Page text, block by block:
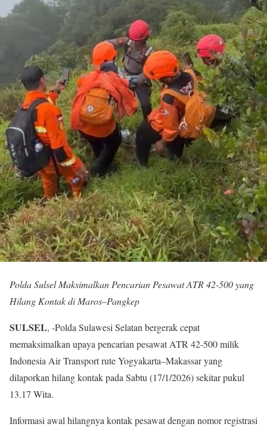
Polda Sulsel Maksimalkan Pencarian Pesawat ATR 42-500 yang
Hilang Kontak di Maros–Pangkep
SULSEL, -Polda Sulawesi Selatan bergerak cepat
memaksimalkan upaya pencarian pesawat ATR 42-500 milik
Indonesia Air Transport rute Yogyakarta–Makassar yang
dilaporkan hilang kontak pada Sabtu (17/1/2026) sekitar pukul
13.17 Wita.
Informasi awal hilangnya kontak pesawat dengan nomor registrasi